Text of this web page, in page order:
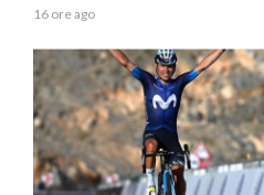
16 ore ago